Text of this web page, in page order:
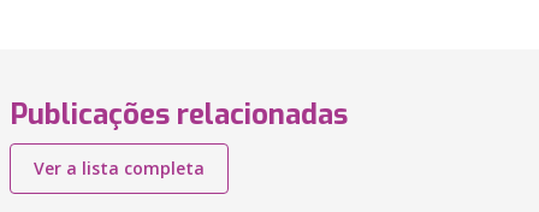
Publicações relacionadas
Ver a lista completa